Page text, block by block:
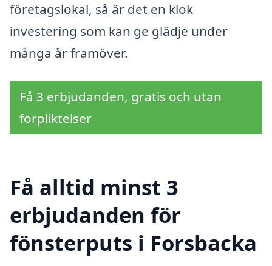
företagslokal, så är det en klok
investering som kan ge glädje under
många år framöver.
Få 3 erbjudanden, gratis och utan
förpliktelser
Få alltid minst 3
erbjudanden för
fönsterputs i Forsbacka